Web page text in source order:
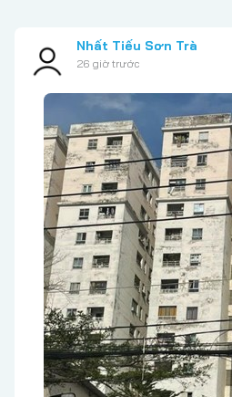
Nhất Tiếu Sơn Trà
26 giờ trước